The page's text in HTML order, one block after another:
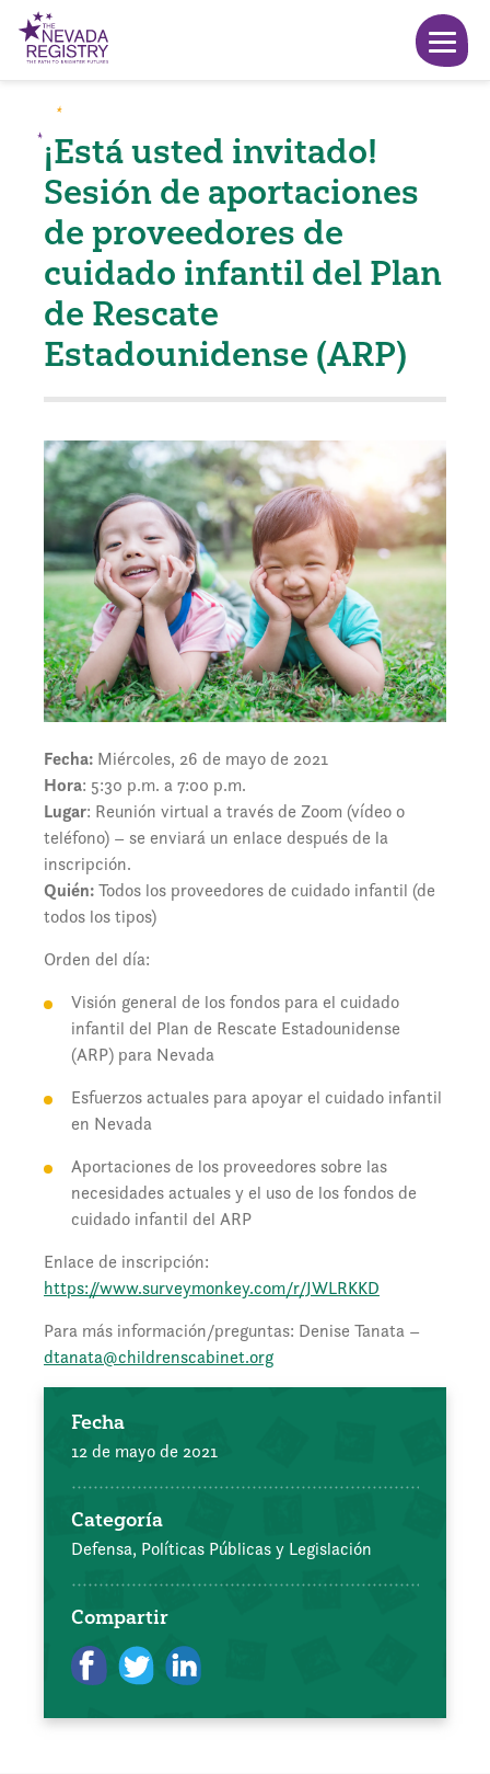
¡Está usted invitado!
Sesión de aportaciones
de proveedores de
cuidado infantil del Plan
de Rescate
Estadounidense (ARP)
Fecha: Miércoles, 26 de mayo de 2021
Hora: 5:30 p.m. a 7:00 p.m.
Lugar: Reunión virtual a través de Zoom (vídeo o
teléfono) – se enviará un enlace después de la
inscripción.
Quién:Todos los proveedores de cuidado infantil (de
todos los tipos)
Orden del día:
Visión general de los fondos para el cuidado
infantil del Plan de Rescate Estadounidense
(ARP) para Nevada
Esfuerzos actuales para apoyar el cuidado infantil
en Nevada
Aportaciones de los proveedores sobre las
necesidades actuales y el uso de los fondos de
cuidado infantil del ARP
Enlace de inscripción:
https://www.surveymonkey.com/r/JWLRKKD
Para más información/preguntas: Denise Tanata –
dtanata@childrenscabinet.org
Fecha
12 de mayo de 2021
Categoría
Defensa, Políticas Públicas y Legislación
Compartir